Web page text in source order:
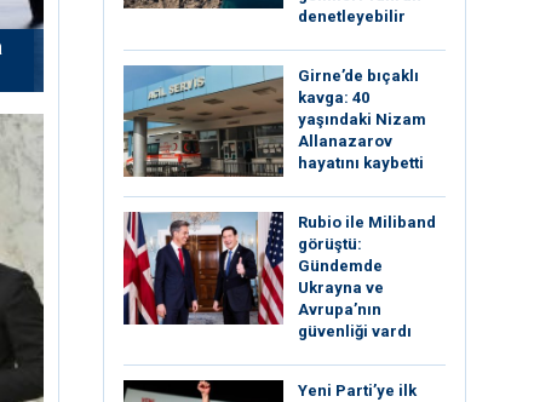
denetleyebilir
Girne’de bıçaklı
kavga: 40
yaşındaki Nizam
Allanazarov
hayatını kaybetti
Rubio ile Miliband
görüştü:
Gündemde
Ukrayna ve
Avrupa’nın
güvenliği vardı
Yeni Parti’ye ilk